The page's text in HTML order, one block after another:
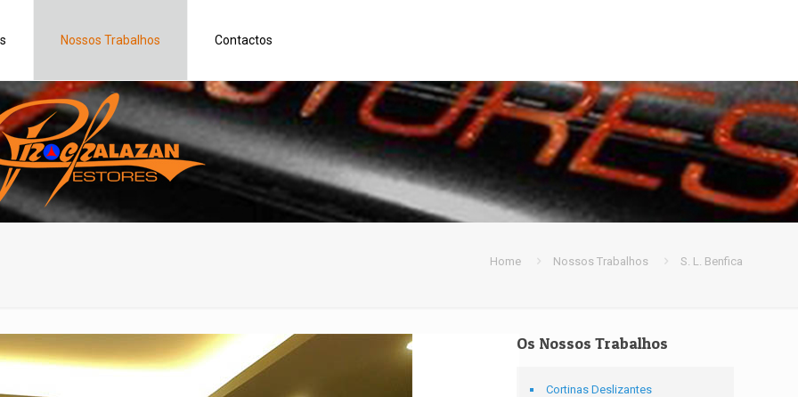
Nossos Trabalhos Contactos
Home Nossos Trabalhos S. L. Benfica
Os Nossos Trabalhos
Cortinas Deslizantes